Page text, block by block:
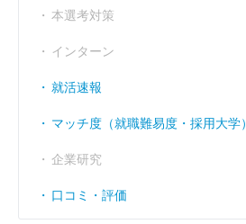
本選考対策
インターン
就活速報
マッチ度（就職難易度・採用大学）
企業研究
口コミ・評価